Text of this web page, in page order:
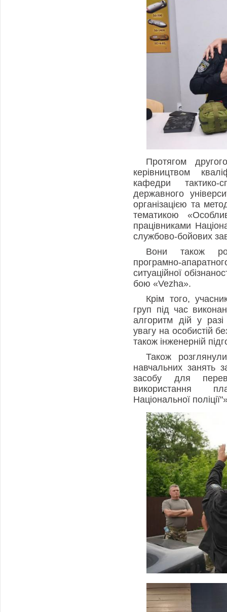
Протягом
керівництвом
кафедри тактико-
державного
організацією та
тематикою
працівниками
службово-бойових
Вони також
програмно-
ситуаційної
бою «Vezha».
Крім того,
груп під час
алгоритм дій у
увагу на особистій
також інженерній
Також
навчальних занять
засобу для
використання
Національної